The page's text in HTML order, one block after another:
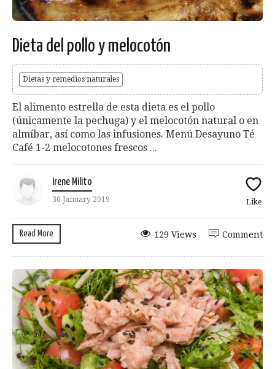
Dieta del pollo y melocotón
Dietas y remedios naturales
El alimento estrella de esta dieta es el pollo
(únicamente la pechuga) y el melocotón natural o en
almíbar, así como las infusiones. Menú Desayuno Té
Café 1-2 melocotones frescos ...
Irene Milito
30 January 2019 Like
Read More Comment
129 Views